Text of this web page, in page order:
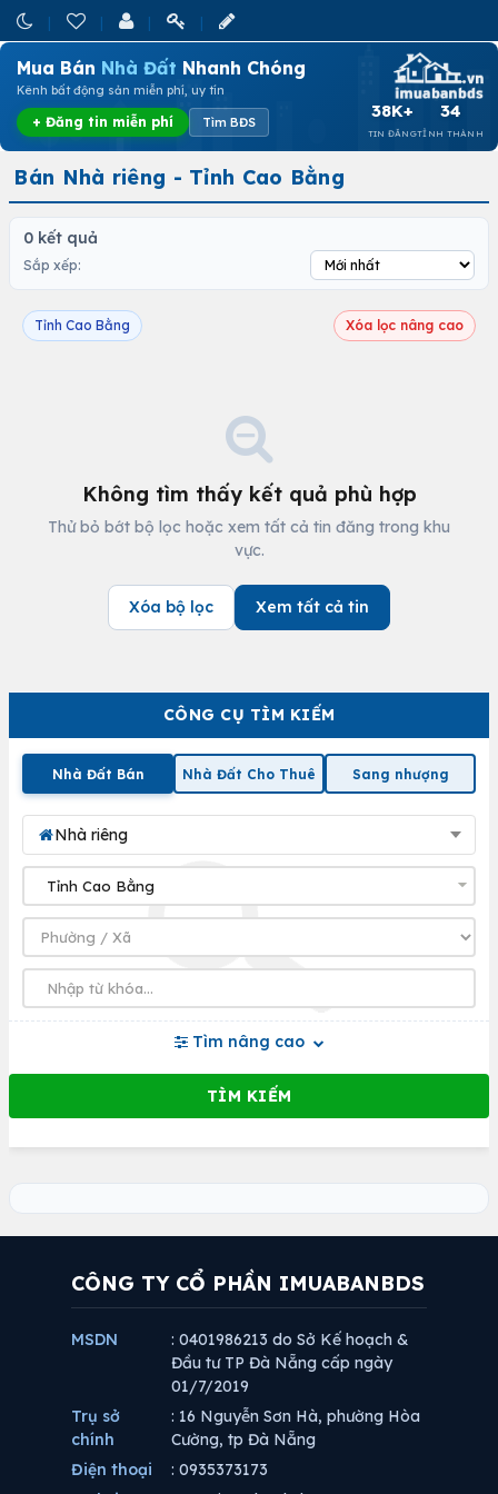
Mua Bán Nhà Đất Nhanh Chóng
Kênh bất động sản miễn phí, uy tín
+ Đăng tin miễn phí Tìm BĐS
38K+
TIN ĐĂNG
34
TỈNH THÀNH
CÔNG CỤ TÌM KIẾM
Nhà Đất Bán Nhà Đất Cho Thuê Sang nhượng
Nhà riêng
Tìm nâng cao
Bán Nhà riêng - Tỉnh Cao Bằng
0 kết quả
Sắp xếp:
Tỉnh Cao Bằng Xóa lọc nâng cao
Không tìm thấy kết quả phù hợp
Thử bỏ bớt bộ lọc hoặc xem tất cả tin đăng trong khu
vực.
Xóa bộ lọc Xem tất cả tin
CÔNG TY CỔ PHẦN IMUABANBDS
MSDN
: 0401986213 do Sở Kế hoạch &
Đầu tư TP Đà Nẵng cấp ngày
01/7/2019
Trụ sở
chính
: 16 Nguyễn Sơn Hà, phường Hòa
Cường, tp Đà Nẵng
Điện thoại
: 0935373173